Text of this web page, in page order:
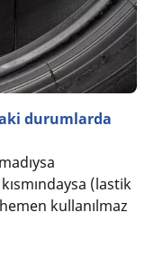
durumlarda
(lastik
kullanılmaz